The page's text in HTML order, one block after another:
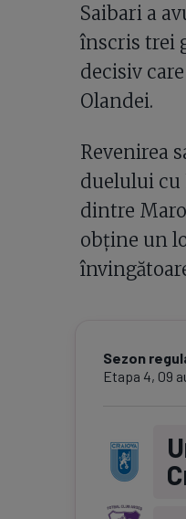
Saibari a
înscris trei
decisiv
Olandei.
Revenirea
duelului cu
dintre
obține un
Sezon
Etapa 4, 09